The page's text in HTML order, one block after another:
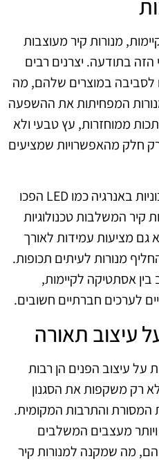
מנורות קיר מעוצבות
הזה בתודעה. יצרנים רבים
לסביבה במוצרים שלהם, מה
המפחיתות את ההשפעה
ממוחזרות, עץ טבעי ולא
חלק מהאפשרויות שמציעים
בנוסף, טכנולוגיות תאורה חסכוניות באנרגיה כמו LED הפכו
קיר המשלבות טכנולוגיות
מציעות עמידות לאורך
מנורות לעיתים תכופות.
אסתטיקה לקיימות,
לערכים חברתיים חשובים.
עיצוב תאורה
על עיצוב הפנים הן רבות
לא רק משקפות את הסגנון
המסורת והתרבות המקומית.
יותר ויותר מעצבים המשלבים
מה שמקנה למנורות קיר